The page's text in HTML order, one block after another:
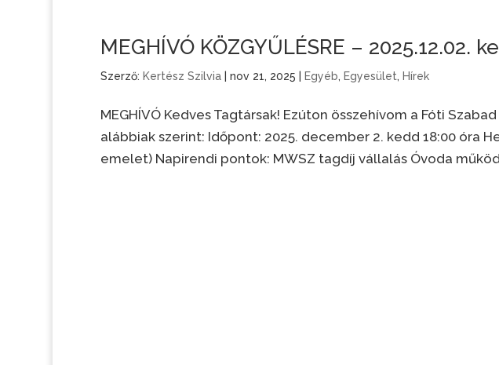
MEGHÍVÓ KÖZGYŰLÉSRE – 2025.12.02.
Szerző: Kertész Szilvia| nov 21, 2025 Egyéb, Egyesület, Hírek
MEGHÍVÓ Kedves Tagtársak! Ezúton összehívom a Fóti
alábbiak szerint: Időpont: 2025. december 2. kedd 18:00 óra
emelet) Napirendi pontok: MWSZ tagdíj vállalás Óvoda